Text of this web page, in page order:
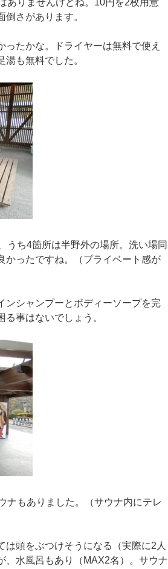
ありませんけどね。10円を2枚用意
さがあります。
たかな。ドライヤーは無料で使え
も無料でした。
うち4箇所は半野外の場所。洗い場同
かったですね。（プライベート感が
ンシャンプーとボディーソープを完
事はないでしょう。
ナもありました。（サウナ内にテレ
頭をぶつけそうになる（実際に2人
、水風呂もあり（MAX2名）。サウナ